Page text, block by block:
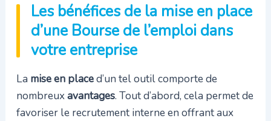
Les bénéfices de la mise en place
d’une Bourse de l’emploi dans
votre entreprise
La mise en placed’un tel outil comporte de
nombreuxavantages. Tout d’abord, cela permet de
favoriser le recrutement interne en offrant aux